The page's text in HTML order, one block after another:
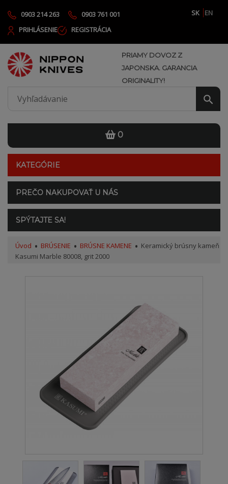
0903 214 263 0903 761 001 SK
EN
PRIHLÁSENIE
REGISTRÁCIA
PRIAMY DOVOZ Z
JAPONSKA. GARANCIA
ORIGINALITY!
0
KATEGÓRIE
PREČO NAKUPOVAŤ U NÁS
SPÝTAJTE SA!
Úvod BRÚSENIE BRÚSNE KAMENE
Keramický brúsny kameň
Kasumi Marble 80008, grit 2000